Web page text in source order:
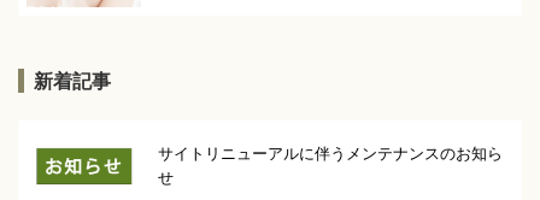
新着記事
サイトリニューアルに伴うメンテナンスのお知ら
せ